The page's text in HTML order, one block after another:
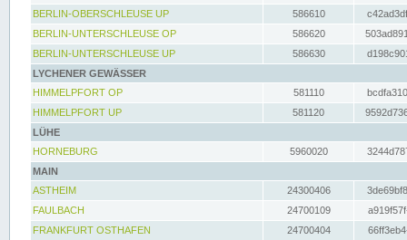
BERLIN-OBERSCHLEUSE UP
586610
BERLIN-UNTERSCHLEUSE OP
586620
BERLIN-UNTERSCHLEUSE UP
586630
LYCHENER GEWÄSSER
HIMMELPFORT OP
581110
HIMMELPFORT UP
581120
LÜHE
HORNEBURG
5960020
MAIN
ASTHEIM
24300406
FAULBACH
24700109
FRANKFURT OSTHAFEN
24700404